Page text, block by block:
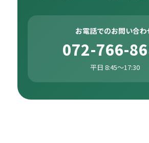
お電話でのお問い合わ
072-766-
平日 8:45〜17:30